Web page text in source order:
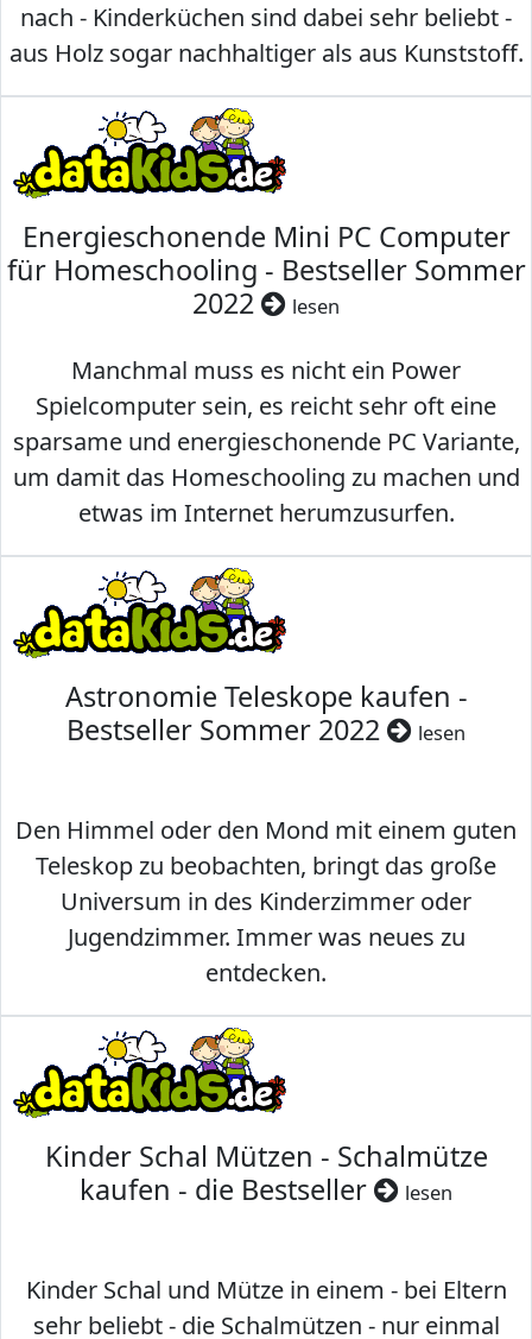
nach - Kinderküchen sind dabei sehr beliebt -
aus Holz sogar nachhaltiger als aus Kunststoff.
Energieschonende Mini PC Computer
für Homeschooling - Bestseller Sommer
2022
lesen
Manchmal muss es nicht ein Power
Spielcomputer sein, es reicht sehr oft eine
sparsame und energieschonende PC Variante,
um damit das Homeschooling zu machen und
etwas im Internet herumzusurfen.
Astronomie Teleskope kaufen -
Bestseller Sommer 2022
lesen
Den Himmel oder den Mond mit einem guten
Teleskop zu beobachten, bringt das große
Universum in des Kinderzimmer oder
Jugendzimmer. Immer was neues zu
entdecken.
Kinder Schal Mützen - Schalmütze
kaufen - die Bestseller
lesen
Kinder Schal und Mütze in einem - bei Eltern
sehr beliebt - die Schalmützen - nur einmal